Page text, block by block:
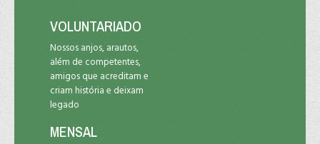
VOLUNTARIADO
Nossos anjos, arautos,
além de competentes,
amigos que acreditam e
criam história e deixam
legado
MENSAL